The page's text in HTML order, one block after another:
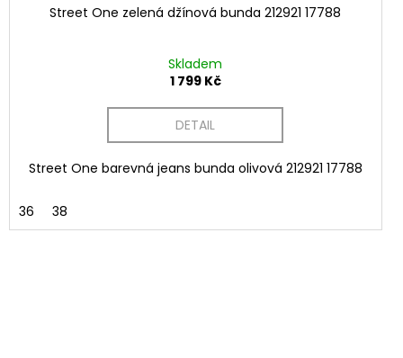
Street One zelená džínová bunda 212921 17788
Skladem
1 799 Kč
DETAIL
Street One barevná jeans bunda olivová 212921 17788
36 38